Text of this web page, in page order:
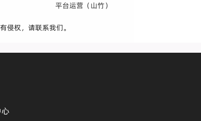
平台运营（山竹）
侵权，请联系我们。